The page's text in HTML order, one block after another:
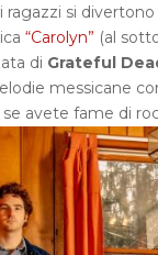
si
“Carolyn” (al
di Grateful
messicane
avete fame di